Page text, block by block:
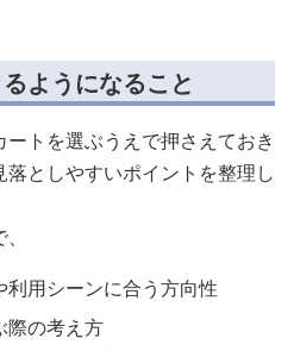
ようになること
トを選ぶうえで押さえておき
としやすいポイントを整理し
利用シーンに合う方向性
際の考え方